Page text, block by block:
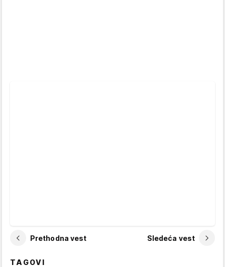
Prethodna vest Sledeća vest
TAGOVI